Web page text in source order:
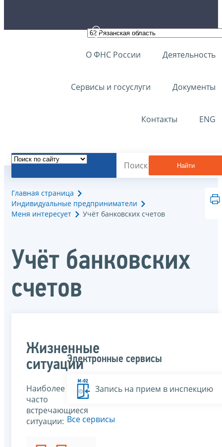
О ФНС России Деятельность
Сервисы и госуслуги Документы
Контакты ENG
Найти
Главная страница
Индивидуальные предприниматели
Меня интересует
Учёт банковских счетов
Учёт банковских
счетов
Жизненные
ситуации
Наиболее
часто
встречающиеся
ситуации:
Электронные сервисы
Запись на прием в инспекцию
Все сервисы